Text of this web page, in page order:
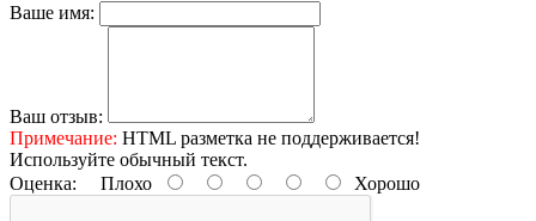
Ваше имя:
Ваш отзыв:
Примечание: HTML разметка не поддерживается!
Используйте обычный текст.
Оценка: Плохо Хорошо